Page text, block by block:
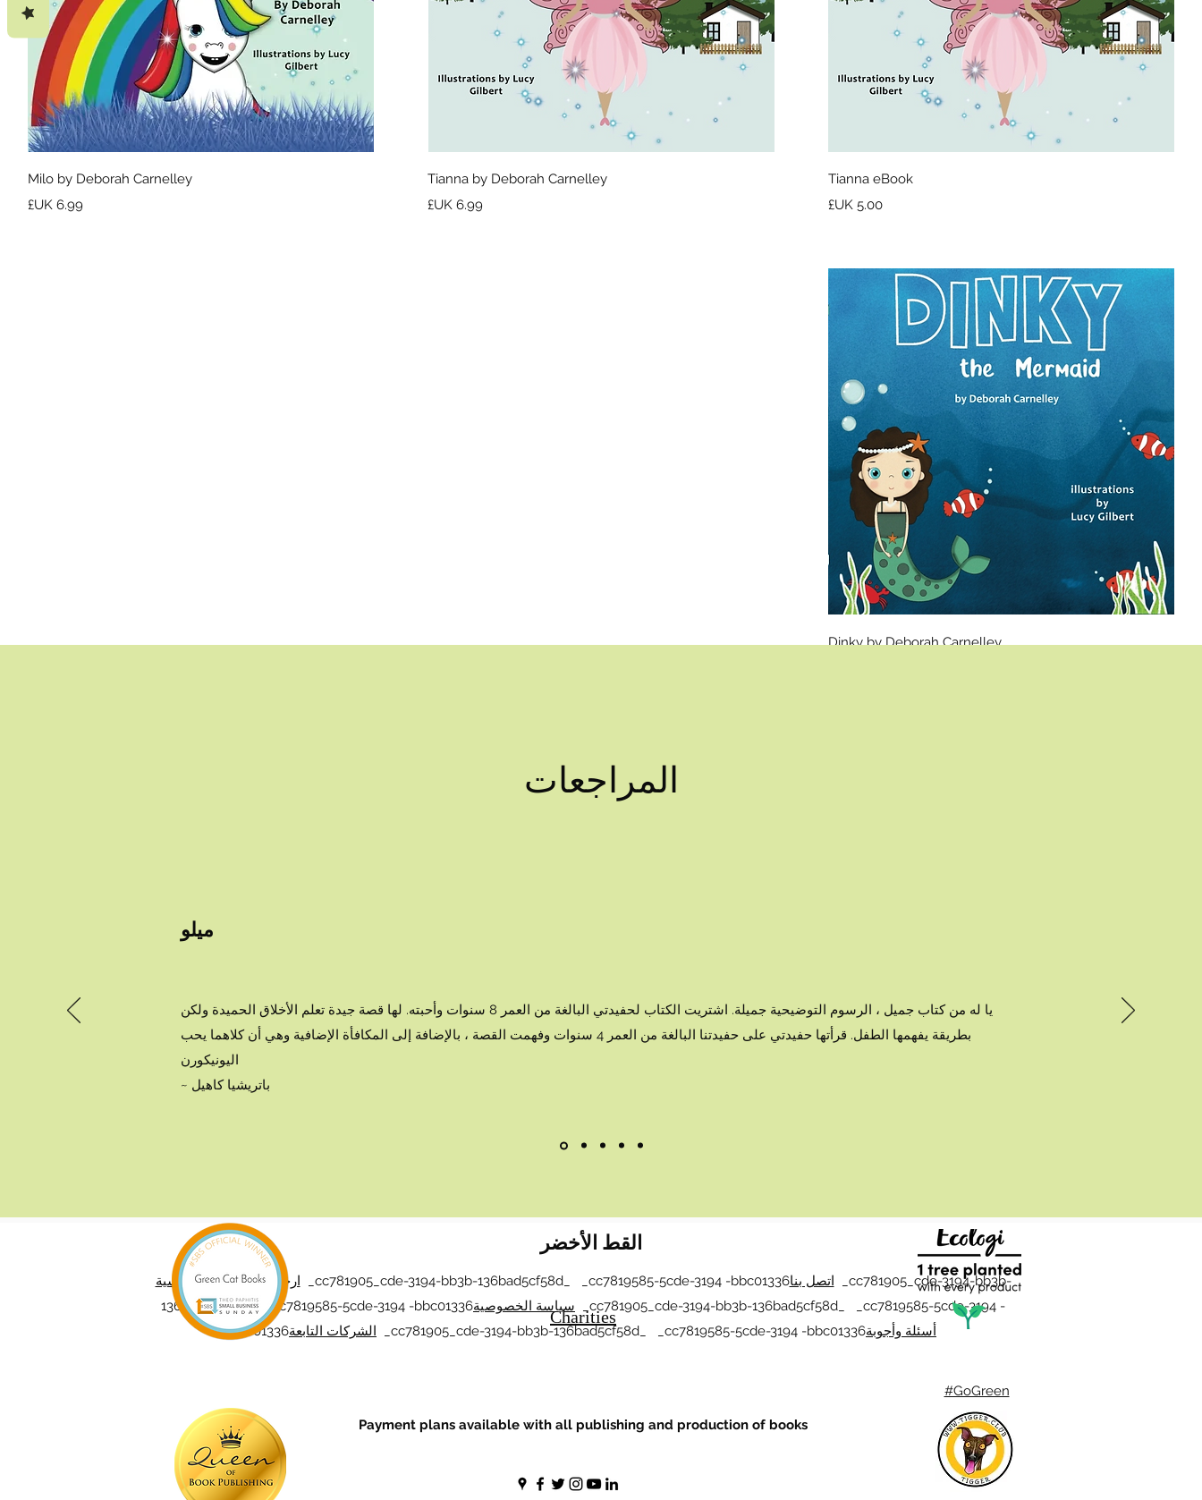
Tianna eBook
السعر‏5.00 UK£
العرض السريع
Tianna by Deborah Carnelley
السعر
العرض السريعMilo by Deborah Carnelley
السعر
العرض السريع
Dinky by Deborah Carnelley
المراجعات
ميلو
يا له من كتاب جميل ، الرسوم التوضيحية جميلة. اشتريت الكتاب لحفيدتي البالغة من العمر 8 سنوات وأحبته. لها قصة جيدة تعلم الأخلاق الحميدة ولكن
بطريقة يفهمها الطفل. قرأتها حفيدتي على حفيدتنا البالغة من العمر 4 سنوات وفهمت القصة ، بالإضافة إلى المكافأة الإضافية وهي أن كلاهما يحب
اليونيكورن
~ باتريشيا كاهيل
القط الأخضر
ارجع إلى الصفحة الرئيسية _cc781905_cde-3194-bb3b-136bad5cf58d_ _cc7819585-5cde-3194 -bbc01336اتصل بنا _cc781905_cde-3194-bb3b-
136bad5cf58d_ _cc7819585-5cde-3194 -bbc01336سياسة الخصوصية _cc781905_cde-3194-bb3b-136bad5cf58d_ _cc7819585-5cde-3194 -
bbc01336الشركات التابعة _cc781905_cde-3194-bb3b-136bad5cf58d_ _cc7819585-5cde-3194 -bbc01336أسئلة وأجوبة
Charities
#GoGreen
Payment plans available with all publishing and production of books